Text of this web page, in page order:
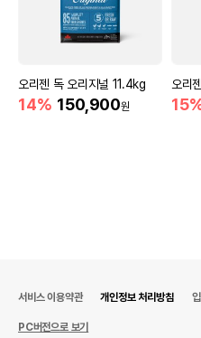
오리젠 독 오리지널 11.4kg
14% 150,900원
오리
서비스 이용약관 개인정보 처리방침
PC버전으로 보기